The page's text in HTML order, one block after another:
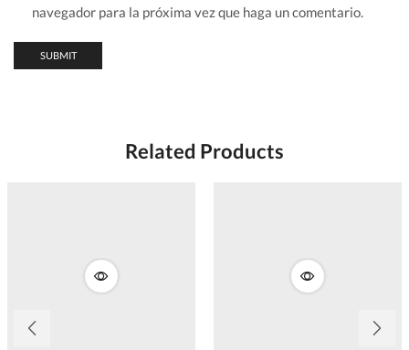
navegador para la próxima vez que haga un comentario.
Related Products